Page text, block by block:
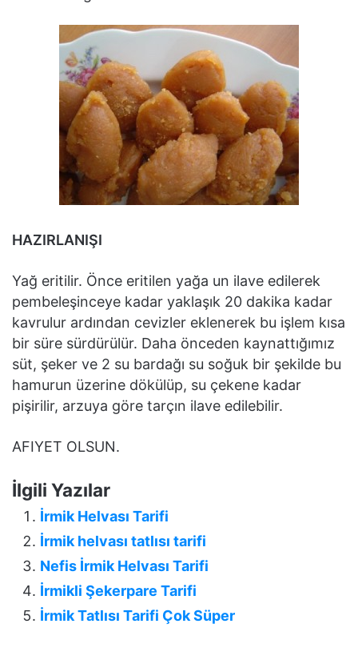
HAZIRLANIŞI
Yağ eritilir. Önce eritilen yağa un ilave edilerek
pembeleşinceye kadar yaklaşık 20 dakika kadar
kavrulur ardından cevizler eklenerek bu işlem kısa
bir süre sürdürülür. Daha önceden kaynattığımız
süt, şeker ve 2 su bardağı su soğuk bir şekilde bu
hamurun üzerine dökülüp, su çekene kadar
pişirilir, arzuya göre tarçın ilave edilebilir.
AFIYET OLSUN.
İlgili Yazılar
İrmik Helvası Tarifi
İrmik helvası tatlısı tarifi
Nefis İrmik Helvası Tarifi
İrmikli Şekerpare Tarifi
İrmik Tatlısı Tarifi Çok Süper